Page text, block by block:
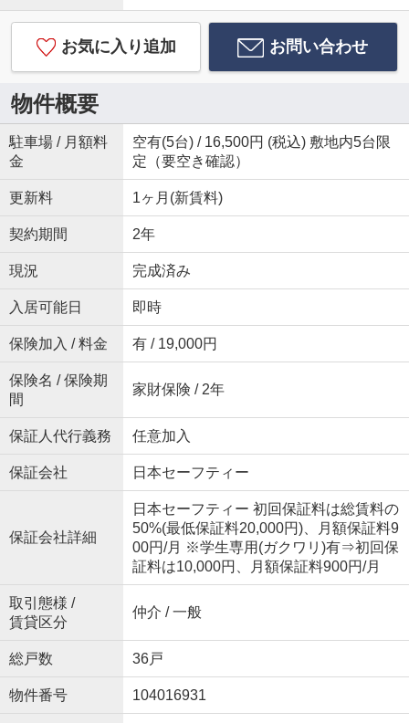
お気に入り追加 お問い合わせ
物件概要
駐車場 / 月額料
金
空有(5台) / 16,500円 (税込) 敷地内5台限
定（要空き確認）
更新料 1ヶ月(新賃料)
契約期間 2年
現況 完成済み
入居可能日 即時
保険加入 / 料金 有 / 19,000円
保険名 / 保険期
間
家財保険 / 2年
保証人代行義務 任意加入
保証会社 日本セーフティー
保証会社詳細
日本セーフティー 初回保証料は総賃料の
50%(最低保証料20,000円)、月額保証料9
00円/月 ※学生専用(ガクワリ)有⇒初回保
証料は10,000円、月額保証料900円/月
取引態様 /
賃貸区分
仲介 / 一般
総戸数 36戸
物件番号 104016931